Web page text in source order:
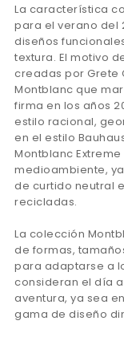
La característica
para el verano del
diseños
textura. El motivo
creadas por Grete
Montblanc que
firma en los años
estilo racional,
en el estilo
Montblanc
medioambiente,
de curtido neutral
recicladas.
La colección
de formas,
para adaptarse a
consideran el día
aventura, ya sea
gama de diseño